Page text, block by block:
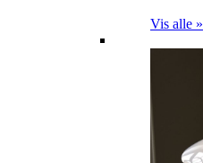
Vis alle »